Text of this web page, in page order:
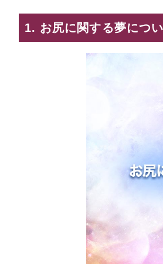
1. お尻に関する夢につ